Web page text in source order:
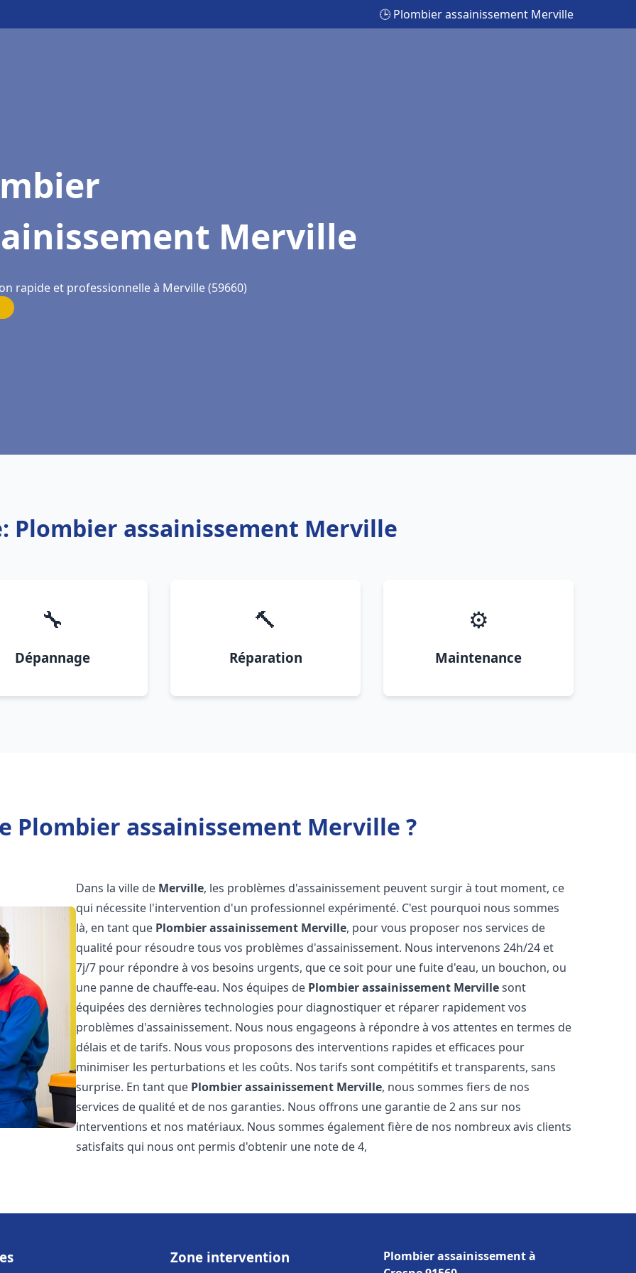
🕒 Plombier assainissement Merville
Merville
rapide et professionnelle à Merville (59660)
Plombier assainissement Merville
🔧
Dépannage
🔨
Réparation
⚙️
Maintenance
Plombier assainissement Merville ?
Dans la ville de Merville, les problèmes d'assainissement peuvent surgir à tout moment, ce
qui nécessite l'intervention d'un professionnel expérimenté. C'est pourquoi nous sommes
là, en tant que Plombier assainissement Merville, pour vous proposer nos services de
qualité pour résoudre tous vos problèmes d'assainissement. Nous intervenons 24h/24 et
7j/7 pour répondre à vos besoins urgents, que ce soit pour une fuite d'eau, un bouchon, ou
une panne de chauffe-eau. Nos équipes de Plombier assainissement Mervillesont
équipées des dernières technologies pour diagnostiquer et réparer rapidement vos
problèmes d'assainissement. Nous nous engageons à répondre à vos attentes en termes de
délais et de tarifs. Nous vous proposons des interventions rapides et efficaces pour
minimiser les perturbations et les coûts. Nos tarifs sont compétitifs et transparents, sans
surprise. En tant que Plombier assainissement Merville, nous sommes fiers de nos
services de qualité et de nos garanties. Nous offrons une garantie de 2 ans sur nos
interventions et nos matériaux. Nous sommes également fière de nos nombreux avis clients
satisfaits qui nous ont permis d'obtenir une note de 4,
Zone intervention
Plombier assainissement à